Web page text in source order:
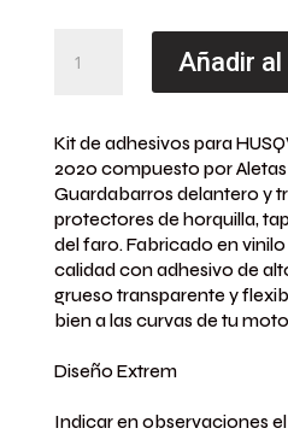
Adhesivos
FE-
TE
2020
Extrem
Desing
Blanco
Gris
Azul
Añadir
Kit de adhesivos para
2020 compuesto por
Guardabarros delantero y
protectores de horquilla,
del faro. Fabricado en
calidad con adhesivo de
grueso transparente y
bien a las curvas de tu
Diseño Extrem
Indicar en observaciones